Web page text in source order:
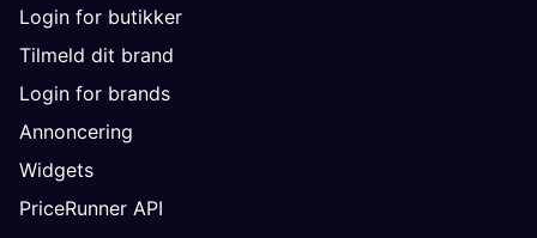
Login for butikker
Tilmeld dit brand
Login for brands
Annoncering
Widgets
PriceRunner API